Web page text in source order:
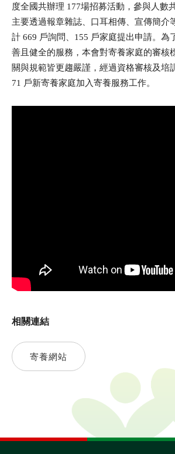
兒童保護 認養
度全國共辦理 177場招募活動，參與人數
主要透過報章雜誌、口耳相傳、宣傳簡介
計 669 戶詢問、155 戶家庭提出申請。為
善且健全的服務，本會對寄養家庭的審核
關與規範皆更趨嚴謹，經過資格審核及培
71 戶新寄養家庭加入寄養服務工作。
相關連結
寄養網站